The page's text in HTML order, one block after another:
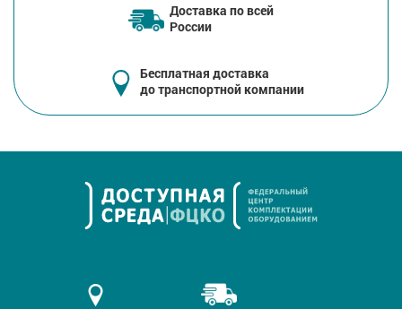
Доставка по всей
России
Бесплатная доставка
до транспортной компании